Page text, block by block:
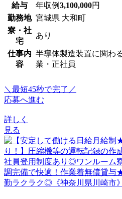
給与 年収例3,100,000円
勤務地 宮城県 大和町
寮・社
宅
あり
仕事内
容
半導体製造装置に関わ
業・正社員
＼最短45秒で完了／
応募へ進む
詳しく
見る